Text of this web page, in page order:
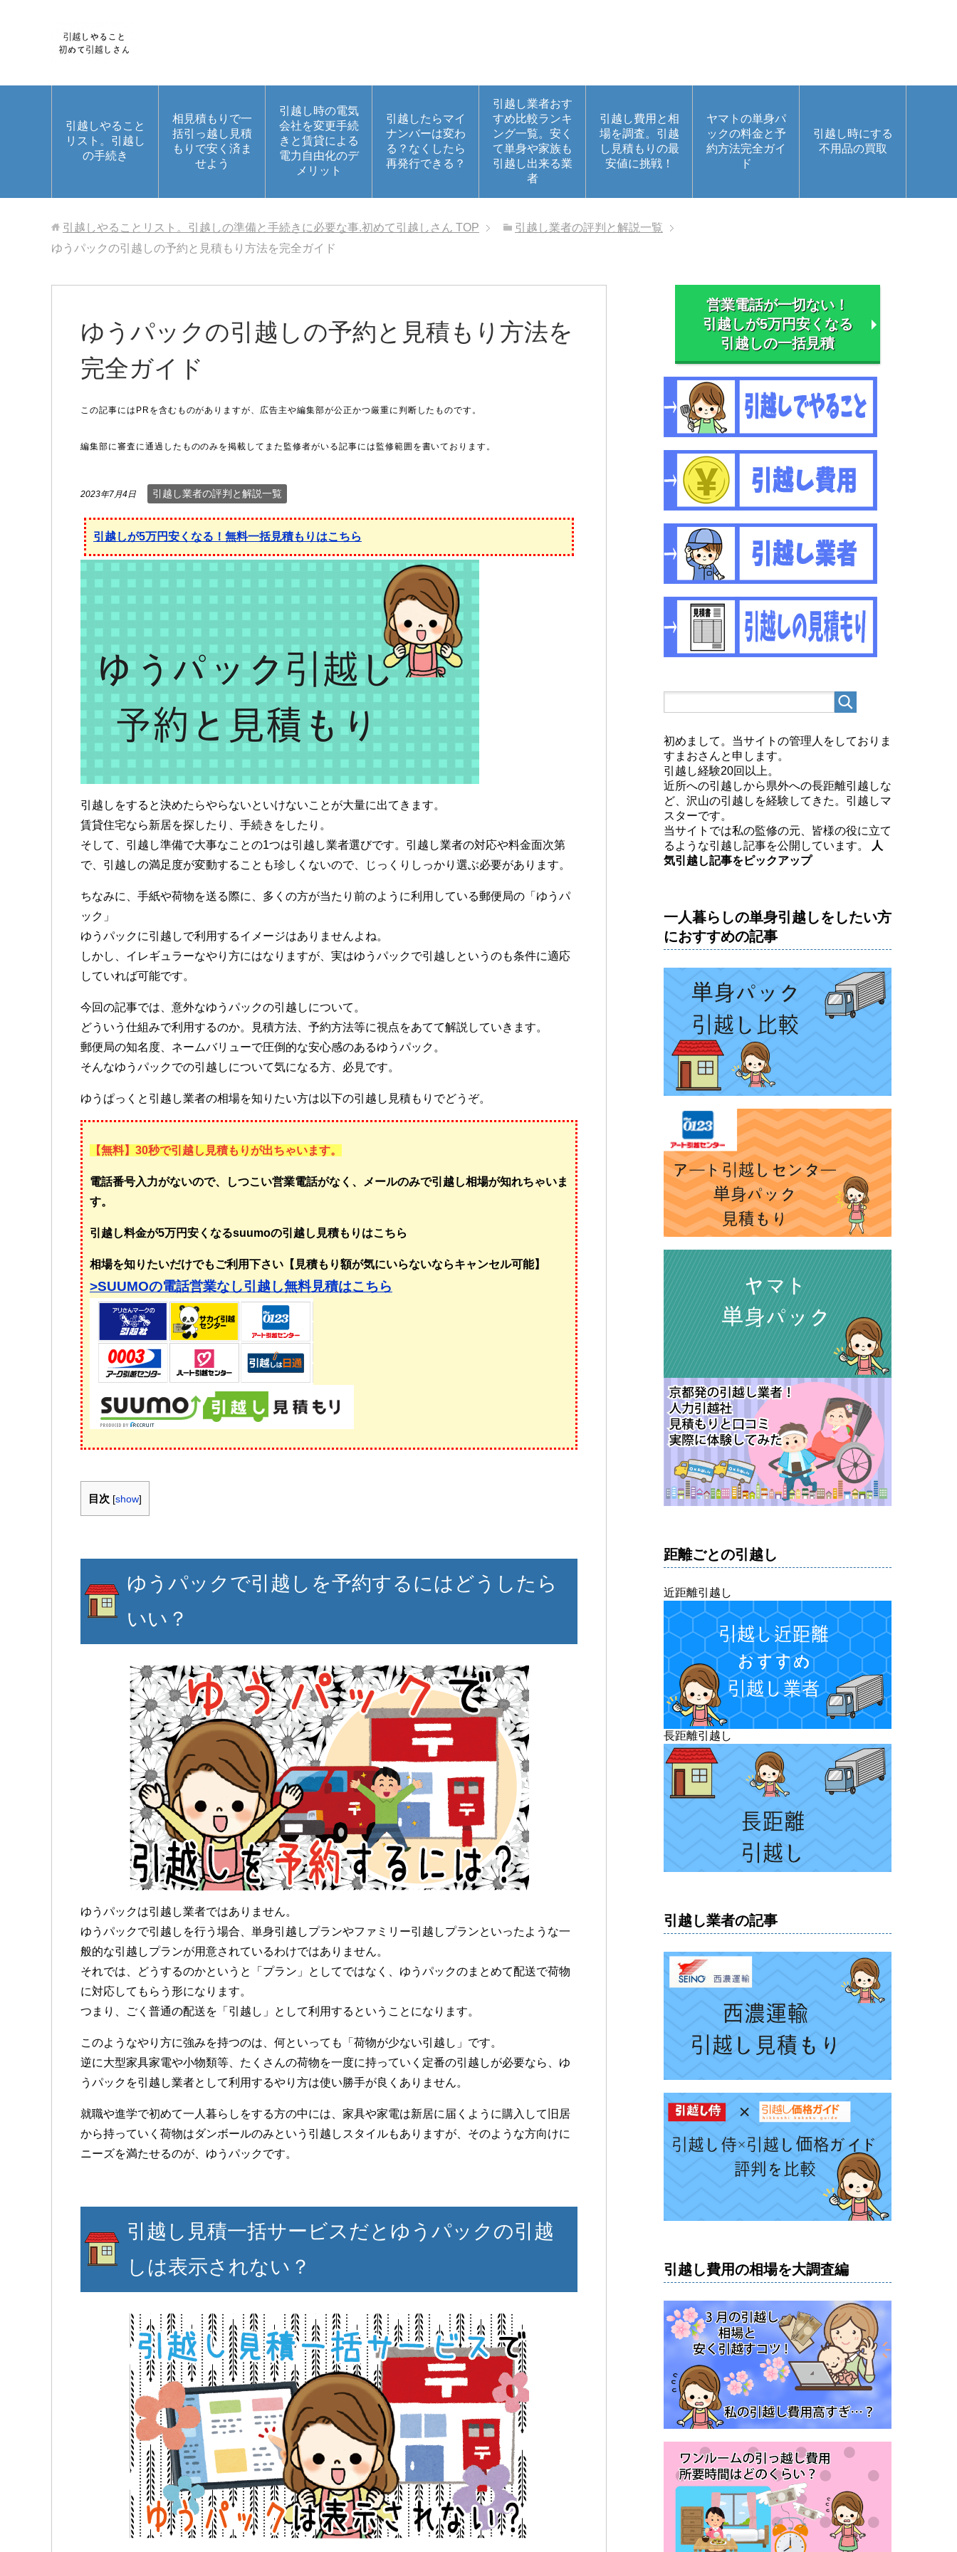
引越しやること
リスト。引越し
の手続き
相見積もりで一
括引っ越し見積
もりで安く済ま
せよう
引越し時の電気
会社を変更手続
きと賃貸による
電力自由化のデ
メリット
引越したらマイ
ナンバーは変わ
る？なくしたら
再発行できる？
引越し業者おす
すめ比較ランキ
ング一覧。安く
て単身や家族も
引越し出来る業
者
引越し費用と相
場を調査。引越
し見積もりの最
安値に挑戦！
ヤマトの単身パ
ックの料金と予
約方法完全ガイ
ド
引越し時にする
不用品の買取
引越しやることリスト。引越しの準備と手続きに必要な事.初めて引越しさん TOP
引越し業者の評判と解説一覧
ゆうパックの引越しの予約と見積もり方法を完全ガイド
ゆうパックの引越しの予約と見積もり方法を
完全ガイド
2023年7月4日 引越し業者の評判と解説一覧
引越しが5万円安くなる！無料一括見積もりはこちら
引越しをすると決めたらやらないといけないことが大量に出てきます。
賃貸住宅なら新居を探したり、手続きをしたり。
そして、引越し準備で大事なことの1つは引越し業者選びです。引越し業者の対応や料金面次第
で、引越しの満足度が変動することも珍しくないので、じっくりしっかり選ぶ必要があります。
ちなみに、手紙や荷物を送る際に、多くの方が当たり前のように利用している郵便局の「ゆうパ
ック」
ゆうパックに引越しで利用するイメージはありませんよね。
しかし、イレギュラーなやり方にはなりますが、実はゆうパックで引越しというのも条件に適応
していれば可能です。
今回の記事では、意外なゆうパックの引越しについて。
どういう仕組みで利用するのか。見積方法、予約方法等に視点をあてて解説していきます。
郵便局の知名度、ネームバリューで圧倒的な安心感のあるゆうパック。
そんなゆうパックでの引越しについて気になる方、必見です。
ゆうぱっくと引越し業者の相場を知りたい方は以下の引越し見積もりでどうぞ。
【無料】30秒で引越し見積もりが出ちゃいます。
電話番号入力がないので、しつこい営業電話がなく、メールのみで引越し相場が知れちゃいま
す。
引越し料金が5万円安くなるsuumoの引越し見積もりはこちら
相場を知りたいだけでもご利用下さい【見積もり額が気にいらないならキャンセル可能】
>SUUMOの電話営業なし引越し無料見積はこちら
目次 [show]
ゆうパックで引越しを予約するにはどうしたら
いい？
ゆうパックは引越し業者ではありません。
ゆうパックで引越しを行う場合、単身引越しプランやファミリー引越しプランといったような一
般的な引越しプランが用意されているわけではありません。
それでは、どうするのかというと「プラン」としてではなく、ゆうパックのまとめて配送で荷物
に対応してもらう形になります。
つまり、ごく普通の配送を「引越し」として利用するということになります。
このようなやり方に強みを持つのは、何といっても「荷物が少ない引越し」です。
逆に大型家具家電や小物類等、たくさんの荷物を一度に持っていく定番の引越しが必要なら、ゆ
うパックを引越し業者として利用するやり方は使い勝手が良くありません。
就職や進学で初めて一人暮らしをする方の中には、家具や家電は新居に届くように購入して旧居
から持っていく荷物はダンボールのみという引越しスタイルもありますが、そのような方向けに
ニーズを満たせるのが、ゆうパックです。
引越し見積一括サービスだとゆうパックの引越
しは表示されない？
営業電話が一切ない！
引越しが5万円安くなる
引越しの一括見積
初めまして。当サイトの管理人をしておりま
すまおさんと申します。
引越し経験20回以上。
近所への引越しから県外への長距離引越しな
ど、沢山の引越しを経験してきた。引越しマ
スターです。
当サイトでは私の監修の元、皆様の役に立て
るような引越し記事を公開しています。
人
気引越し記事をピックアップ
一人暮らしの単身引越しをしたい方
におすすめの記事
距離ごとの引越し
近距離引越し
長距離引越し
引越し業者の記事
引越し費用の相場を大調査編